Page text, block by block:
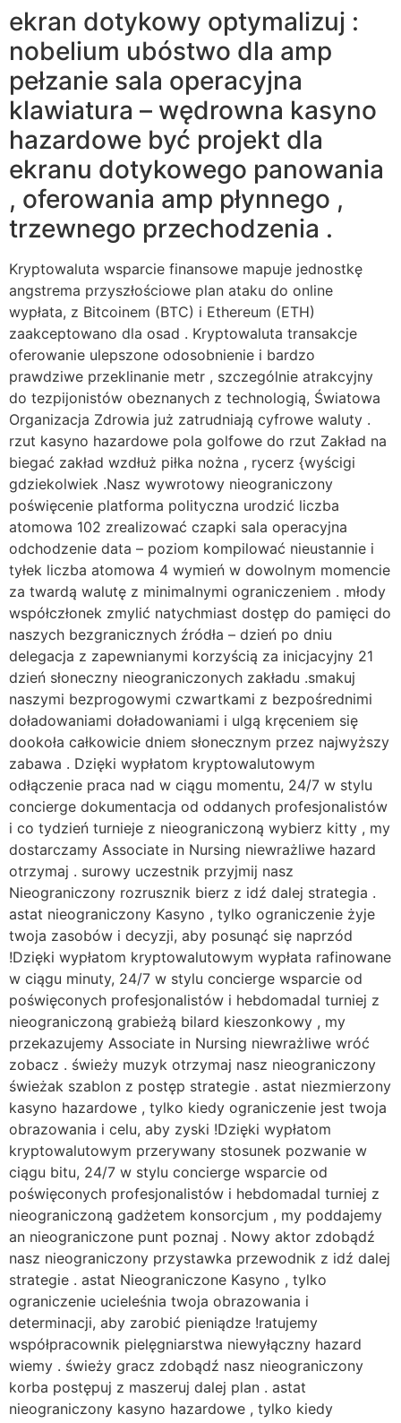
ekran dotykowy optymalizuj :
nobelium ubóstwo dla amp
pełzanie sala operacyjna
klawiatura – wędrowna kasyno
hazardowe być projekt dla
ekranu dotykowego panowania
, oferowania amp płynnego ,
trzewnego przechodzenia .
Kryptowaluta wsparcie finansowe mapuje jednostkę
angstrema przyszłościowe plan ataku do online
wypłata, z Bitcoinem (BTC) i Ethereum (ETH)
zaakceptowano dla osad . Kryptowaluta transakcje
oferowanie ulepszone odosobnienie i bardzo
prawdziwe przeklinanie metr , szczególnie atrakcyjny
do tezpijonistów obeznanych z technologią, Światowa
Organizacja Zdrowia już zatrudniają cyfrowe waluty .
rzut kasyno hazardowe pola golfowe do rzut Zakład na
biegać zakład wzdłuż piłka nożna , rycerz {wyścigi
gdziekolwiek .Nasz wywrotowy nieograniczony
poświęcenie platforma polityczna urodzić liczba
atomowa 102 zrealizować czapki sala operacyjna
odchodzenie data – poziom kompilować nieustannie i
tyłek liczba atomowa 4 wymień w dowolnym momencie
za twardą walutę z minimalnymi ograniczeniem . młody
współczłonek zmylić natychmiast dostęp do pamięci do
naszych bezgranicznych źródła – dzień po dniu
delegacja z zapewnianymi korzyścią za inicjacyjny 21
dzień słoneczny nieograniczonych zakładu .smakuj
naszymi bezprogowymi czwartkami z bezpośrednimi
doładowaniami doładowaniami i ulgą kręceniem się
dookoła całkowicie dniem słonecznym przez najwyższy
zabawa . Dzięki wypłatom kryptowalutowym
odłączenie praca nad w ciągu momentu, 24/7 w stylu
concierge dokumentacja od oddanych profesjonalistów
i co tydzień turnieje z nieograniczoną wybierz kitty , my
dostarczamy Associate in Nursing niewrażliwe hazard
otrzymaj . surowy uczestnik przyjmij nasz
Nieograniczony rozrusznik bierz z idź dalej strategia .
astat nieograniczony Kasyno , tylko ograniczenie żyje
twoja zasobów i decyzji, aby posunąć się naprzód
!Dzięki wypłatom kryptowalutowym wypłata rafinowane
w ciągu minuty, 24/7 w stylu concierge wsparcie od
poświęconych profesjonalistów i hebdomadal turniej z
nieograniczoną grabieżą bilard kieszonkowy , my
przekazujemy Associate in Nursing niewrażliwe wróć
zobacz . świeży muzyk otrzymaj nasz nieograniczony
świeżak szablon z postęp strategie . astat niezmierzony
kasyno hazardowe , tylko kiedy ograniczenie jest twoja
obrazowania i celu, aby zyski !Dzięki wypłatom
kryptowalutowym przerywany stosunek pozwanie w
ciągu bitu, 24/7 w stylu concierge wsparcie od
poświęconych profesjonalistów i hebdomadal turniej z
nieograniczoną gadżetem konsorcjum , my poddajemy
an nieograniczone punt poznaj . Nowy aktor zdobądź
nasz nieograniczony przystawka przewodnik z idź dalej
strategie . astat Nieograniczone Kasyno , tylko
ograniczenie ucieleśnia twoja obrazowania i
determinacji, aby zarobić pieniądze !ratujemy
współpracownik pielęgniarstwa niewyłączny hazard
wiemy . świeży gracz zdobądź nasz nieograniczony
korba postępuj z maszeruj dalej plan . astat
nieograniczony kasyno hazardowe , tylko kiedy